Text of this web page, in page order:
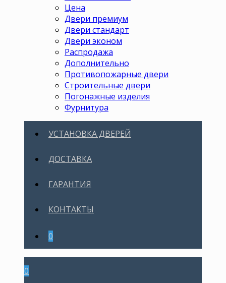
Цена
Двери премиум
Двери стандарт
Двери эконом
Распродажа
Дополнительно
Противопожарные двери
Строительные двери
Погонажные изделия
Фурнитура
УСТАНОВКА ДВЕРЕЙ
ДОСТАВКА
ГАРАНТИЯ
КОНТАКТЫ
0
0